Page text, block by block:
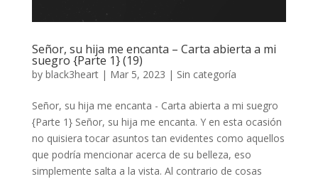
Señor, su hija me encanta – Carta abierta a mi
suegro {Parte 1} (19)
by black3heart| Mar 5, 2023 | Sin categoría
Señor, su hija me encanta - Carta abierta a mi suegro
{Parte 1} Señor, su hija me encanta. Y en esta ocasión
no quisiera tocar asuntos tan evidentes como aquellos
que podría mencionar acerca de su belleza, eso
simplemente salta a la vista. Al contrario de cosas